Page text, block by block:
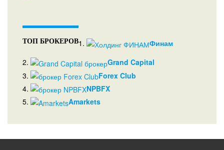
ТОП БРОКЕРОВ1.
Финам
2.
Grand Capital
3.
Forex Club
4.
NPBFX
5.
Amarkets